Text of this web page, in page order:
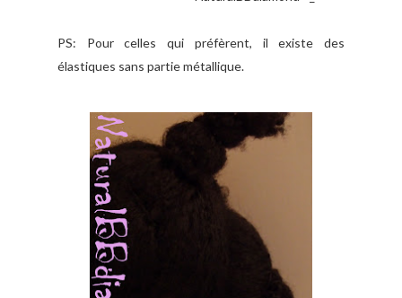
PS: Pour celles qui préfèrent, il existe des
élastiques sans partie métallique.